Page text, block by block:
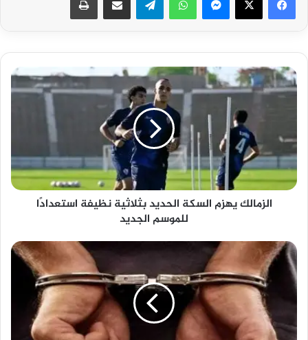
الزمالك
يهزم
نظيفة
استعدادًا
للموسم
الجديد
الزمالك يهزم السكة الحديد بثلاثية نظيفة استعدادًا
للموسم الجديد
أمن
المرج
يكشف
عن
هوية
المتعدي
على